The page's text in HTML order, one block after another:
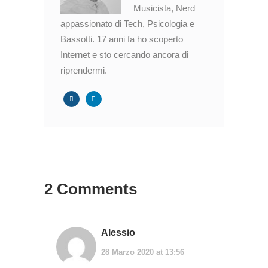
Musicista, Nerd
appassionato di Tech, Psicologia e
Bassotti. 17 anni fa ho scoperto
Internet e sto cercando ancora di
riprendermi.
2 Comments
Alessio
28 Marzo 2020 at 13:56